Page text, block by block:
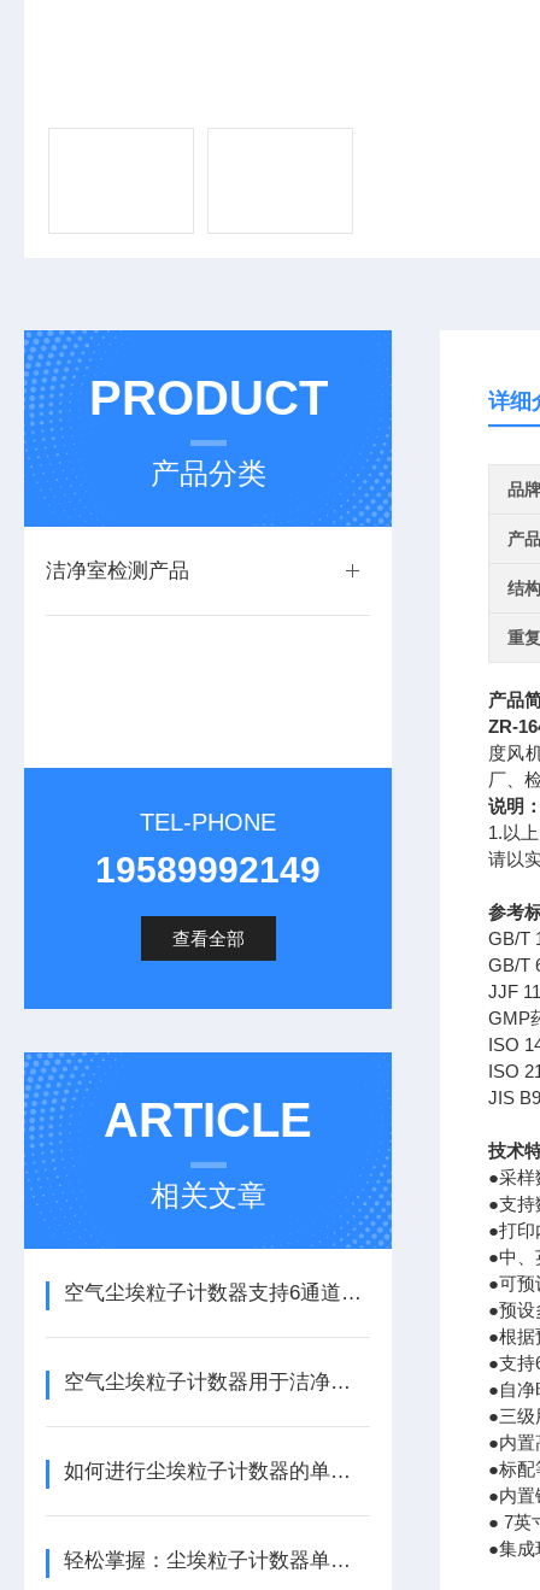
PRODUCT
产品分类
洁净室检测产品
TEL-PHONE
19589992149
查看全部
ARTICLE
相关文章
空气尘埃粒子计数器支持6通道粒子同时采集、测量
空气尘埃粒子计数器用于洁净室的洁净度检测
如何进行尘埃粒子计数器的单位转换？
轻松掌握：尘埃粒子计数器单位转换方法详解
详细
品牌
产
结
重
产品
ZR-
度风
厂、
说明
1.以
请以
参考
GB/T
GB/T
JJF
GMP
ISO
ISO
JIS
技术
●采样
●支持
●打印
●中、
●可预
●预设
●根据
●支持
●自净
●三级
●内置
●标配
●内置
● 7英
●集成